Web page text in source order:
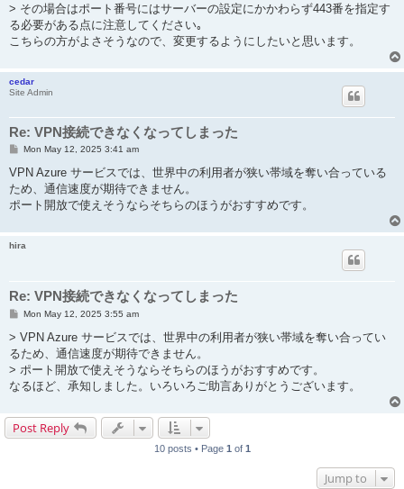
> その場合はポート番号にはサーバーの設定にかかわらず443番を指定す
る必要がある点に注意してください｡
こちらの方がよさそうなので、変更するようにしたいと思います。
cedar
Site Admin
Re: VPN接続できなくなってしまった
P
s
Mon May 12, 2025 3:41 am
VPN Azure サービスでは、世界中の利用者が狭い帯域を奪い合っている
ため、通信速度が期待できません。
ポート開放で使えそうならそちらのほうがおすすめです。
hira
Re: VPN接続できなくなってしまった
P
s
Mon May 12, 2025 3:55 am
> VPN Azure サービスでは、世界中の利用者が狭い帯域を奪い合ってい
るため、通信速度が期待できません。
> ポート開放で使えそうならそちらのほうがおすすめです。
なるほど、承知しました。いろいろご助言ありがとうございます。
Post Reply
10 posts • Page 1 of 1
Jump to